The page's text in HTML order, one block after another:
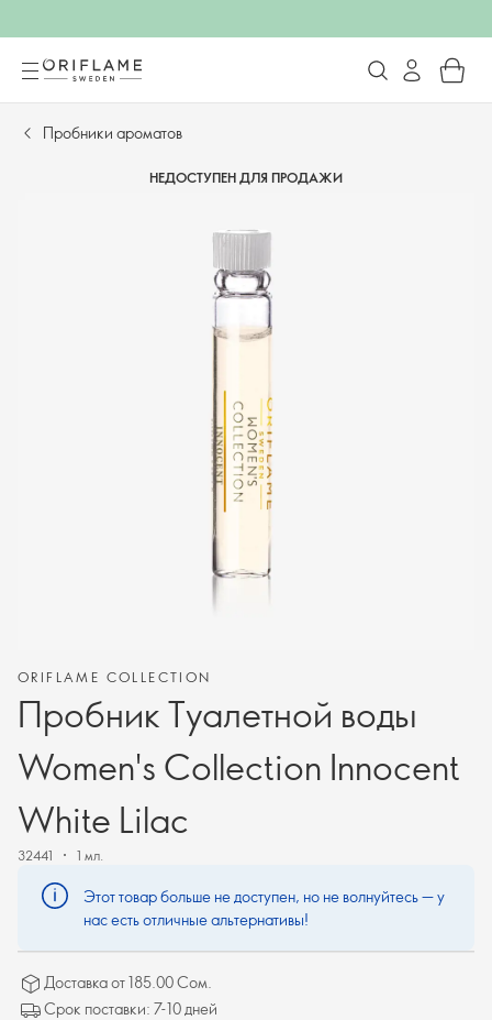
Пробники ароматов
НЕДОСТУПЕН ДЛЯ ПРОДАЖИ
ORIFLAME COLLECTION
Пробник Туалетной воды
Women's Collection Innocent
White Lilac
32441 1 мл.
Этот товар больше не доступен, но не волнуйтесь — у
нас есть отличные альтернативы!
Доставка от 185.00 Сом.
Срок поставки: 7-10 дней